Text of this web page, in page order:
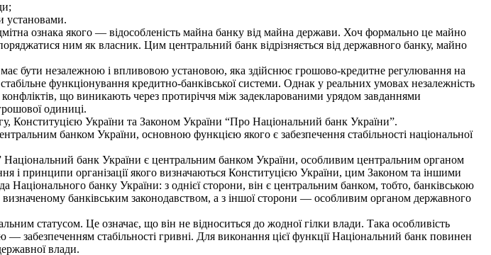
установами.
ознака якого — відособленість майна банку від майна держави. Хоч формально це майно
ним як власник. Цим центральний банк відрізняється від державного банку, майно
бути незалежною і впливовою установою, яка здійснює грошово-кредитне регулювання на
функціонування кредитно-банківської системи. Однак у реальних умовах незалежність
що виникають через протиріччя між задекларованими урядом завданнями
одиниці.
Конституцією України та Законом України “Про Національний банк України”.
банком України, основною функцією якого є забезпечення стабільності національної
банк України є центральним банком України, особливим центральним органом
і принципи організації якого визначаються Конституцією України, цим Законом та іншими
Національного банку України: з однієї сторони, він є центральним банком, тобто, банківською
визначеному банківським законодавством, а з іншої сторони — особливим органом державного
статусом. Це означає, що він не відноситься до жодної гілки влади. Така особливість
стабільності гривні. Для виконання цієї функції Національний банк повинен
влади.